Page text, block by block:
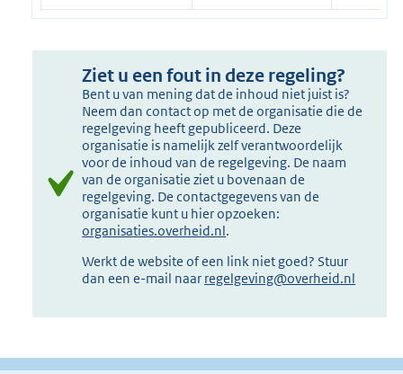
Ziet u een fout in deze regeling?
Bent u van mening dat de inhoud niet juist is?
Neem dan contact op met de organisatie die de
regelgeving heeft gepubliceerd. Deze
organisatie is namelijk zelf verantwoordelijk
voor de inhoud van de regelgeving. De naam
van de organisatie ziet u bovenaan de
regelgeving. De contactgegevens van de
organisatie kunt u hier opzoeken:
organisaties.overheid.nl.
Werkt de website of een link niet goed? Stuur
dan een e-mail naar regelgeving@overheid.nl